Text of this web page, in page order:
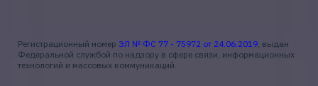
Регистрационный номер ЭЛ № ФС 77 - 75972 от 24.06.2019, выдан
Федеральной службой по надзору в сфере связи, информационных
технологий и массовых коммуникаций.